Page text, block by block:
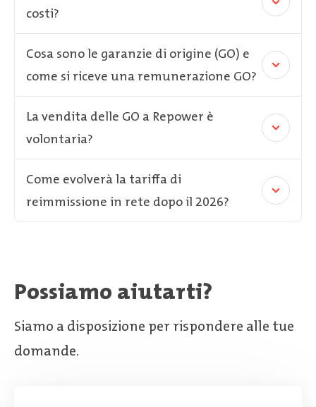
costi?
Cosa sono le garanzie di origine (GO) e
come si riceve una remunerazione GO?
La vendita delle GO a Repower è
volontaria?
Come evolverà la tariffa di
reimmissione in rete dopo il 2026?
Possiamo aiutarti?
Siamo a disposizione per rispondere alle tue
domande.